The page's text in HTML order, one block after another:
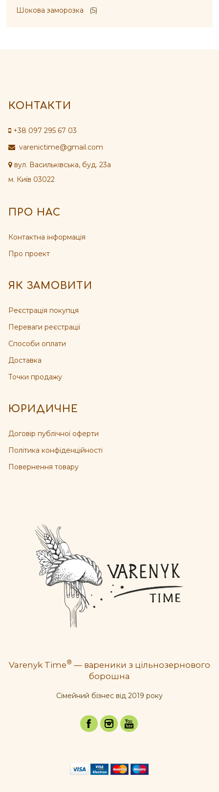
Шокова заморозка (5)
КОНТАКТИ
+38 097 295 67 03
varenictime@gmail.com
вул. Васильківська, буд. 23а
м. Київ 03022
ПРО НАС
Контактна інформація
Про проект
ЯК ЗАМОВИТИ
Реєстрація покупця
Переваги реєстрації
Способи оплати
Доставка
Точки продажу
ЮРИДИЧНЕ
Договір публічної оферти
Політика конфіденційності
Повернення товару
Varenyk Time® — вареники з цільнозернового
борошна
Cімейний бізнес від 2019 року